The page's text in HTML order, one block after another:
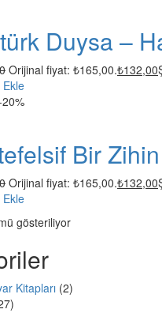
Duysa –
Orijinal fiyat: ₺165,00.₺132,00
Bir
Orijinal fiyat: ₺165,00.₺132,00
gösteriliyor
Kitapları (2)